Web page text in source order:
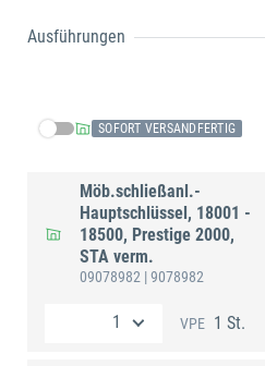
Ausführungen
SOFORT VERSANDFERTIG
Möb.schließanl.-
Hauptschlüssel, 18001 -
18500, Prestige 2000,
STA verm.
09078982 | 9078982
VPE 1 St.